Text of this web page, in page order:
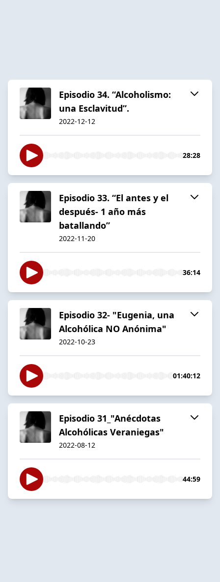
Episodio 34. “Alcoholismo:
una Esclavitud”.
2022-12-12
28:28
Episodio 33. “El antes y el
después- 1 año más
batallando”
2022-11-20
36:14
Episodio 32- "Eugenia, una
Alcohólica NO Anónima"
2022-10-23
01:40:12
Episodio 31_"Anécdotas
Alcohólicas Veraniegas"
2022-08-12
44:59